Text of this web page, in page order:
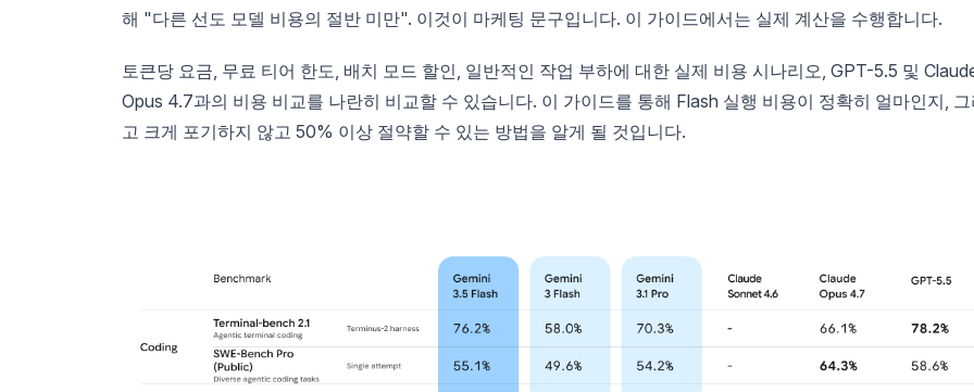
해 "다른 선도 모델 비용의 절반 미만". 이것이 마케팅 문구입니다. 이 가이드에서는 실제 계산을 수행합니다.
토큰당 요금, 무료 티어 한도, 배치 모드 할인, 일반적인 작업 부하에 대한 실제 비용 시나리오, GPT-5.5 및
Opus 4.7과의 비용 비교를 나란히 비교할 수 있습니다. 이 가이드를 통해 Flash 실행 비용이 정확히 얼마인지, 그
고 크게 포기하지 않고 50% 이상 절약할 수 있는 방법을 알게 될 것입니다.